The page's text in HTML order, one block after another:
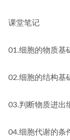
课堂笔记
01.细胞的物质基
02.细胞的结构基
03.判断物质进出
04.细胞代谢的条